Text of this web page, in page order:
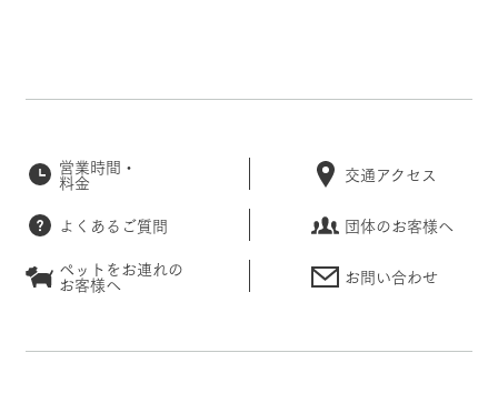
営業時間・
料金 交通アクセス
よくあるご質問
団体のお客様へ
ペットをお連れの
お客様へ お問い合わせ